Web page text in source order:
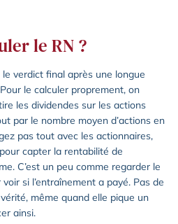
le RN ?
verdict final après une longue
le calculer proprement, on
les dividendes sur les actions
par le nombre moyen d’actions en
pas tout avec les actionnaires,
capter la rentabilité de
C’est un peu comme regarder le
si l’entraînement a payé. Pas de
même quand elle pique un
ainsi.